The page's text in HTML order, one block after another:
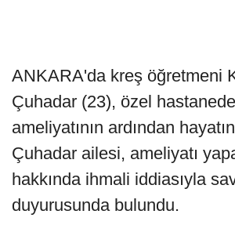
ANKARA'da kreş öğretmeni
Çuhadar (23), özel
ameliyatının ardından
Çuhadar ailesi, ameliyatı
hakkında ihmali iddiasıyla
duyurusunda bulundu.